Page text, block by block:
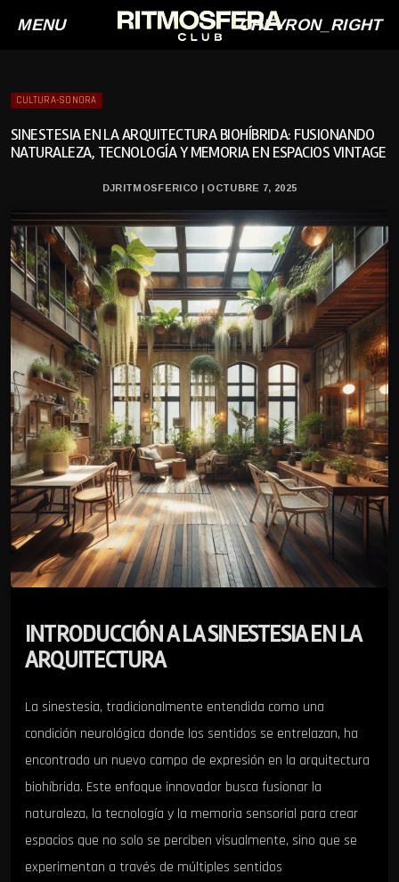
MENU CHEVRON_RIGHT
CULTURA-SONORA
SINESTESIA EN LA ARQUITECTURA BIOHÍBRIDA: FUSIONANDO
NATURALEZA, TECNOLOGÍA Y MEMORIA EN ESPACIOS VINTAGE
DJRITMOSFERICO | OCTUBRE 7, 2025
INTRODUCCIÓN A LA SINESTESIA EN LA
ARQUITECTURA
La sinestesia, tradicionalmente entendida como una
condición neurológica donde los sentidos se entrelazan, ha
encontrado un nuevo campo de expresión en la arquitectura
biohíbrida. Este enfoque innovador busca fusionar la
naturaleza, la tecnología y la memoria sensorial para crear
espacios que no solo se perciben visualmente, sino que se
experimentan a través de múltiples sentidos